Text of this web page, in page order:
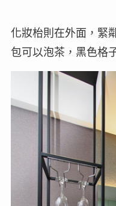
化妝枱則在外面，緊
包可以泡茶，黑色格